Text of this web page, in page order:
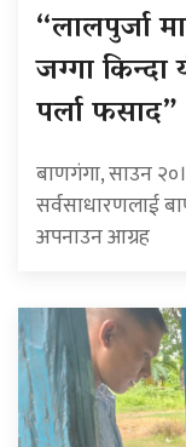
“लालपुर्जा
जग्गा किन्दा
पर्ला फसाद”
बाणगंगा, साउन
सर्वसाधारणलाई
अपनाउन आग्रह